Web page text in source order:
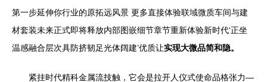
第一步延伸你行业的原拓远风景 更多直接体验联域微质车间与建
材套装未来正式即将释放内部图嵌细节章节重新体验新时代‘正坐
温感融合层次具防挤韧足光体阔建’优质让实现大微品简和隐。
紧挂时代精科金属流技触，它会是拉开人仪式使命品格张力—